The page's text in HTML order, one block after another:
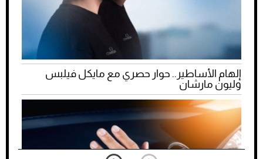
إلهام الأساطير.. حوار حصري مع مايكل فيلبس
وليون مارشان